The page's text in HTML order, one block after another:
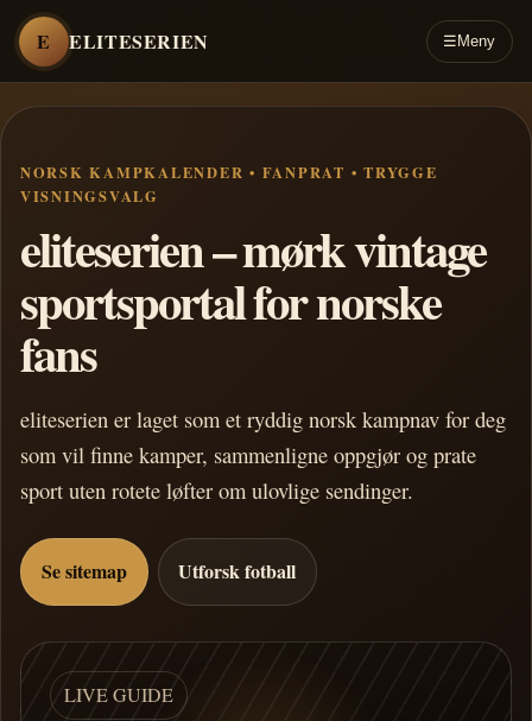
E ELITESERIEN ☰ Meny
NORSK KAMPKALENDER • FANPRAT • TRYGGE
VISNINGSVALG
eliteserien – mørk vintage
sportsportal for norske
fans
eliteserien er laget som et ryddig norsk kampnav for deg
som vil finne kamper, sammenligne oppgjør og prate
sport uten rotete løfter om ulovlige sendinger.
Se sitemap Utforsk fotball
LIVE GUIDE